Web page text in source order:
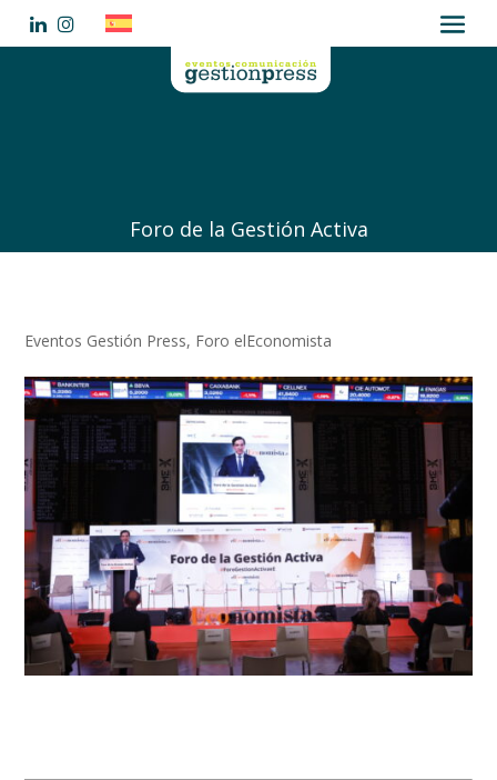
Foro de la Gestión Activa
Eventos Gestión Press, Foro elEconomista